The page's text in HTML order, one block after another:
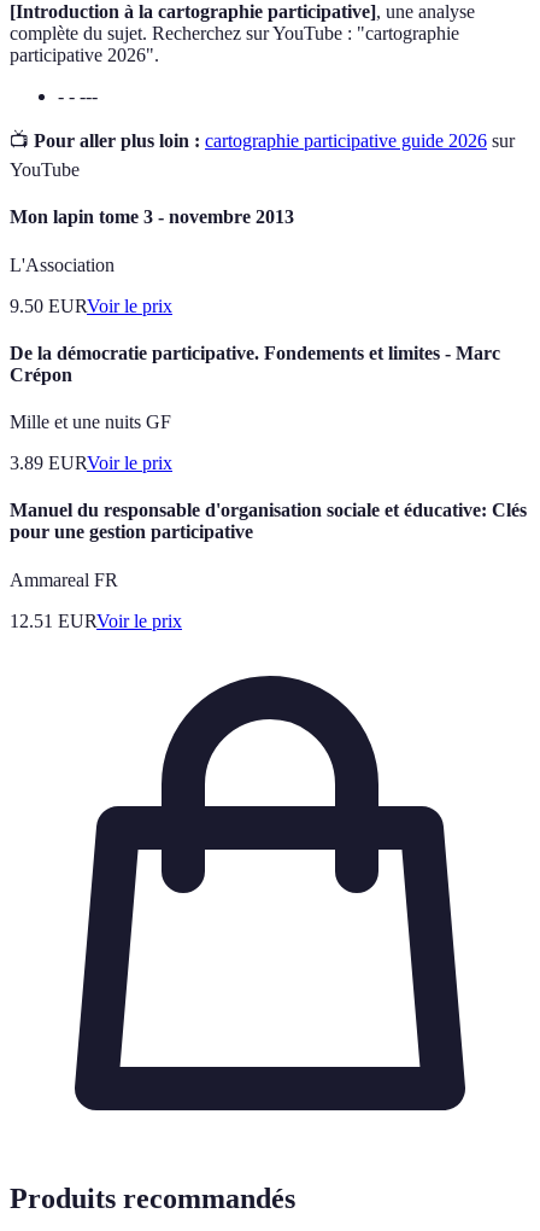
[Introduction à la cartographie participative], une analyse
complète du sujet. Recherchez sur YouTube : "cartographie
participative 2026".
- - ---
📺 Pour aller plus loin : cartographie participative guide 2026 sur
YouTube
Mon lapin tome 3 - novembre 2013
L'Association
9.50 EURVoir le prix
De la démocratie participative. Fondements et limites - Marc
Crépon
Mille et une nuits GF
3.89 EURVoir le prix
Manuel du responsable d'organisation sociale et éducative: Clés
pour une gestion participative
Ammareal FR
12.51 EURVoir le prix
Produits recommandés